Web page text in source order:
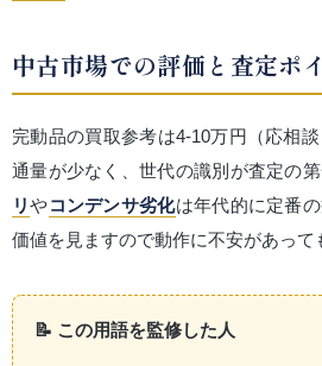
中古市場での評価と査定ポ
完動品の買取参考は4-10万円（応相
通量が少なく、世代の識別が査定の第
リやコンデンサ劣化は年代的に定番
価値を見ますので動作に不安があって
📝 この用語を監修した人